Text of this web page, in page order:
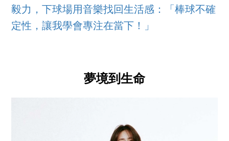
毅力，下球場用音樂找回生活感：「棒球不確
定性，讓我學會專注在當下！」
夢境到生命